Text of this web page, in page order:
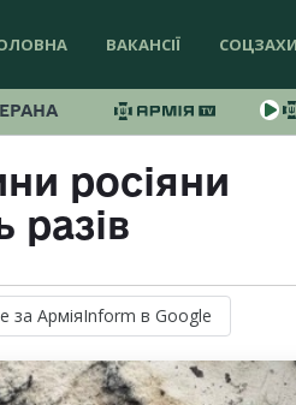
ВАКАНСІЇ
росіяни
разів
за АрміяInform в Google